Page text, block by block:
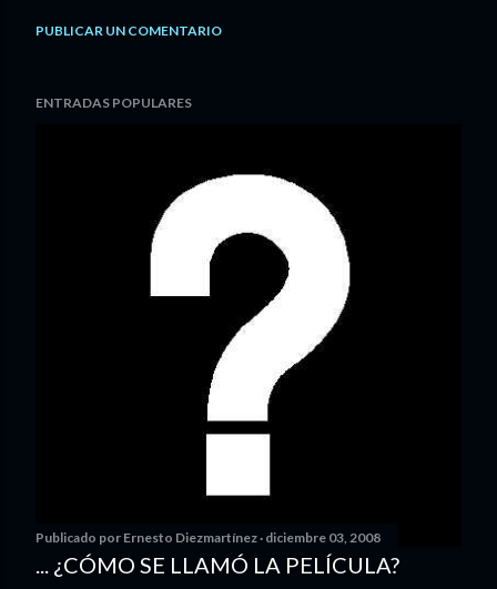
PUBLICAR UN COMENTARIO
ENTRADAS POPULARES
Publicado por Ernesto Diezmartínez diciembre 03, 2008
... ¿CÓMO SE LLAMÓ LA PELÍCULA?